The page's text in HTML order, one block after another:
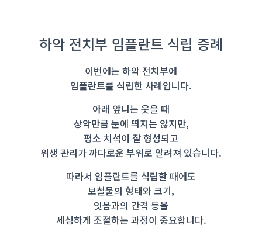
하악 전치부 임플란트 식립 증례
이번에는 하악 전치부에
임플란트를 식립한 사례입니다.
아래 앞니는 웃을 때
상악만큼 눈에 띄지는 않지만,
평소 치석이 잘 형성되고
위생 관리가 까다로운 부위로 알려져 있습니다.
따라서 임플란트를 식립할 때에도
보철물의 형태와 크기,
잇몸과의 간격 등을
세심하게 조절하는 과정이 중요합니다.